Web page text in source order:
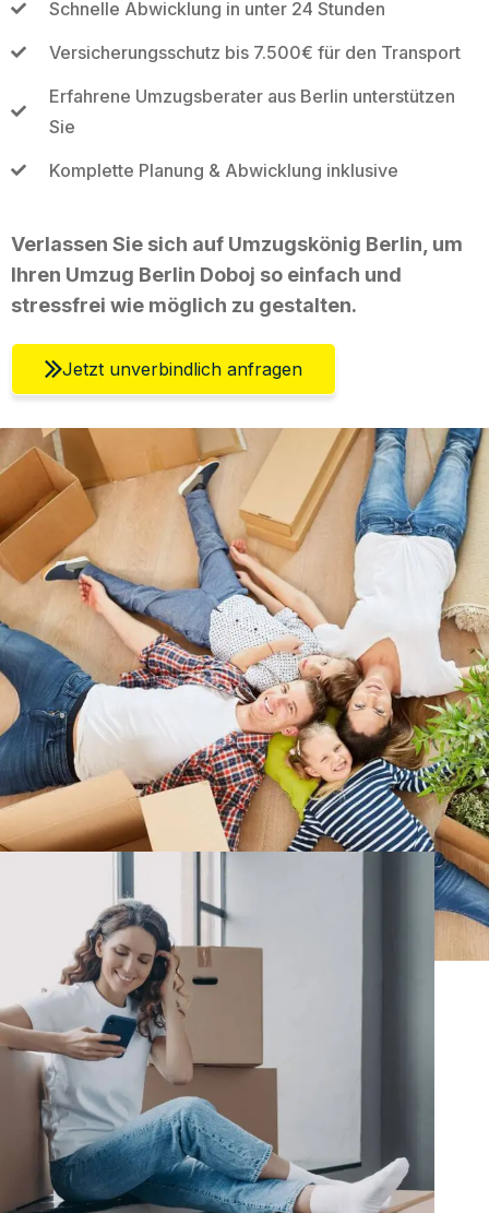
Schnelle Abwicklung in unter 24 Stunden
Versicherungsschutz bis 7.500€ für den Transport
Erfahrene Umzugsberater aus Berlin unterstützen
Sie
Komplette Planung & Abwicklung inklusive
Verlassen Sie sich auf Umzugskönig Berlin, um
Ihren Umzug Berlin Doboj so einfach und
stressfrei wie möglich zu gestalten.
Jetzt unverbindlich anfragen